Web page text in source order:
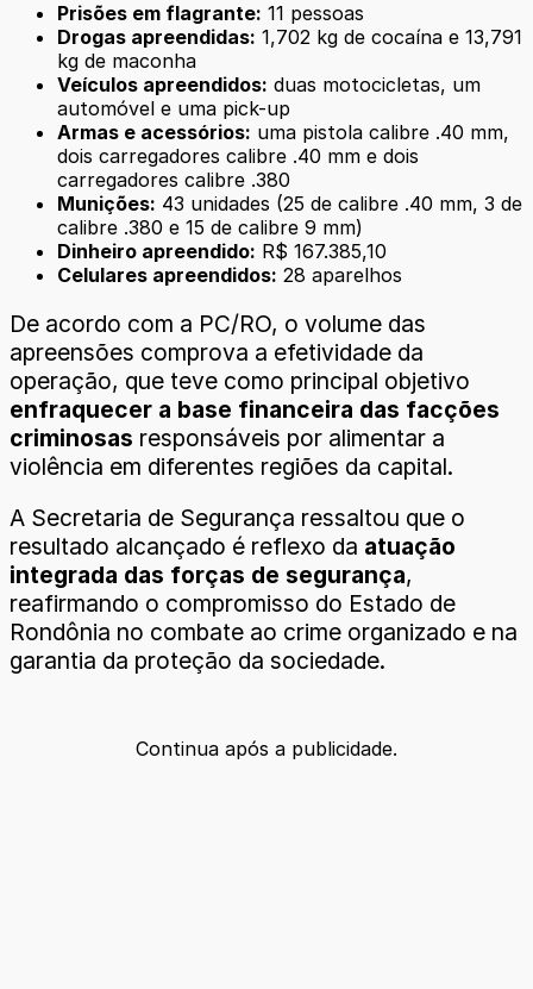
Prisões em flagrante: 11 pessoas
Drogas apreendidas: 1,702 kg de cocaína e 13,791
kg de maconha
Veículos apreendidos: duas motocicletas, um
automóvel e uma pick-up
Armas e acessórios: uma pistola calibre .40 mm,
dois carregadores calibre .40 mm e dois
carregadores calibre .380
Munições: 43 unidades (25 de calibre .40 mm, 3 de
calibre .380 e 15 de calibre 9 mm)
Dinheiro apreendido: R$ 167.385,10
Celulares apreendidos: 28 aparelhos
De acordo com a PC/RO, o volume das
apreensões comprova a efetividade da
operação, que teve como principal objetivo
enfraquecer a base financeira das facções
criminosas responsáveis por alimentar a
violência em diferentes regiões da capital.
A Secretaria de Segurança ressaltou que o
resultado alcançado é reflexo da atuação
integrada das forças de segurança,
reafirmando o compromisso do Estado de
Rondônia no combate ao crime organizado e na
garantia da proteção da sociedade.
Continua após a publicidade.